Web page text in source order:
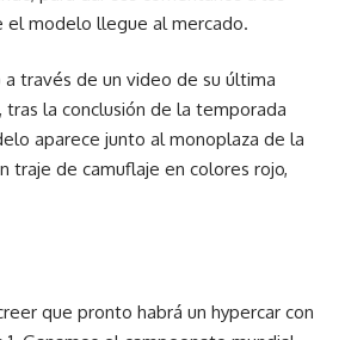
de competición, y tiene cierto aire
están tapizados en cuero y
todo en todo lado. La pantalla
sistema de infoentretenimiento de
controles integrados a la medida. El
el modelo llegue al mercado.
través de un video de su última
tras la conclusión de la temporada
aparece junto al monoplaza de la
traje de camuflaje en colores rojo,
que pronto habrá un hypercar con